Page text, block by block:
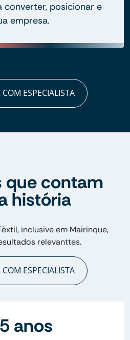
converter, posicionar e
empresa.
COM ESPECIALISTA
que contam
história
inclusive em Mairinque,
relevanttes.
COM ESPECIALISTA
anos